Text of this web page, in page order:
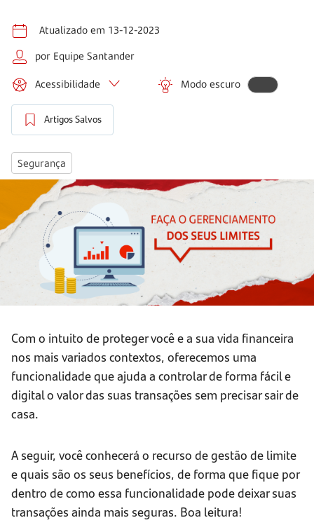
Atualizado em 13-12-2023
por Equipe Santander
Acessibilidade Modo escuro
Artigos Salvos
Segurança
Com o intuito de proteger você e a sua vida financeira
nos mais variados contextos, oferecemos uma
funcionalidade que ajuda a controlar de forma fácil e
digital o valor das suas transações sem precisar sair de
casa.
A seguir, você conhecerá o recurso de gestão de limite
e quais são os seus benefícios, de forma que fique por
dentro de como essa funcionalidade pode deixar suas
transações ainda mais seguras. Boa leitura!